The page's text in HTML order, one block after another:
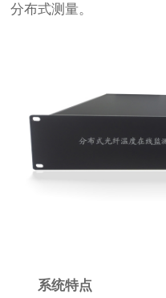
分布式测量。
系统特点